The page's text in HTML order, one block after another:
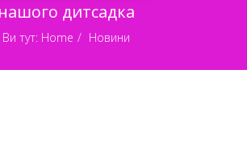
нашого дитсадка
Ви тут: Home Новини